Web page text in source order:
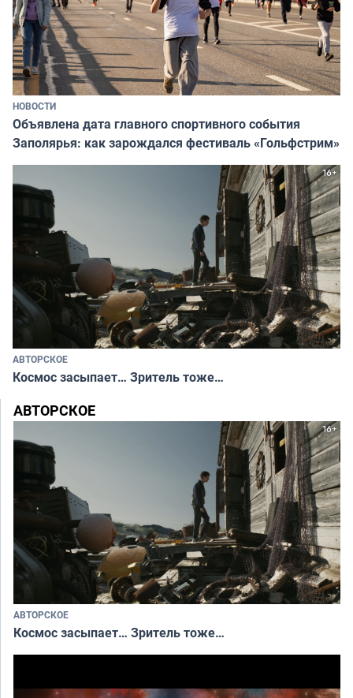
НОВОСТИ
Объявлена дата главного спортивного события
Заполярья: как зарождался фестиваль «Гольфстрим»
АВТОРСКОЕ
Космос засыпает… Зритель тоже…
АВТОРСКОЕ
АВТОРСКОЕ
Космос засыпает… Зритель тоже…